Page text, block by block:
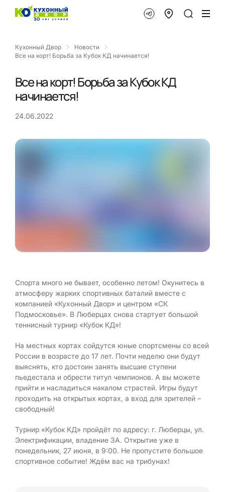
Кухонный Двор
Новости
Все на корт! Борьба за Кубок КД начинается!
Все на корт! Борьба за Кубок КД
начинается!
24.06.2022
Спорта много не бывает, особенно летом! Окунитесь в
атмосферу жарких спортивных баталий вместе с
компанией «Кухонный Двор» и центром «СК
Подмосковье». В Люберцах снова стартует большой
теннисный турнир «Кубок КД»!
На местных кортах сойдутся юные спортсмены со всей
России в возрасте до 17 лет. Почти неделю они будут
выяснять, кто достоин занять высшие ступени
пьедестала и обрести титул чемпионов. А вы можете
прийти и насладиться накалом страстей. Игры будут
проходить на открытых кортах, а вход для зрителей –
свободный!
Турнир «Кубок КД» пройдёт по адресу: г. Люберцы, ул.
Электрификации, владение 3А. Открытие уже в
понедельник, 27 июня, в 9:00. Не пропустите большое
спортивное событие! Ждём вас на трибунах!